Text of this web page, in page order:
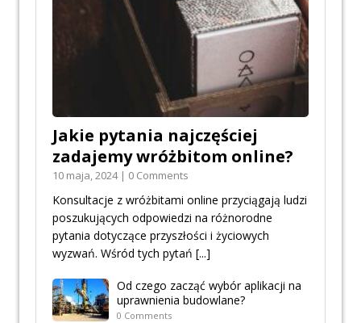
Jakie pytania najczęściej
zadajemy wróżbitom online?
10 maja, 2024 | 0 Comments
Konsultacje z wróżbitami online przyciągają ludzi
poszukujących odpowiedzi na różnorodne
pytania dotyczące przyszłości i życiowych
wyzwań. Wśród tych pytań [...]
Od czego zacząć wybór aplikacji na
uprawnienia budowlane?
0 Comments